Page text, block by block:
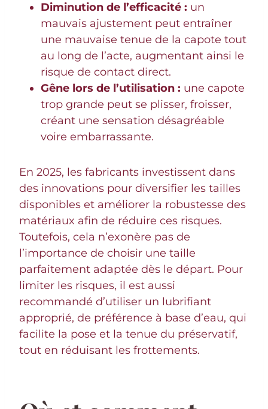
Diminution de l’efficacité : un
mauvais ajustement peut entraîner
une mauvaise tenue de la capote tout
au long de l’acte, augmentant ainsi le
risque de contact direct.
Gêne lors de l’utilisation : une capote
trop grande peut se plisser, froisser,
créant une sensation désagréable
voire embarrassante.
En 2025, les fabricants investissent dans
des innovations pour diversifier les tailles
disponibles et améliorer la robustesse des
matériaux afin de réduire ces risques.
Toutefois, cela n’exonère pas de
l’importance de choisir une taille
parfaitement adaptée dès le départ. Pour
limiter les risques, il est aussi
recommandé d’utiliser un lubrifiant
approprié, de préférence à base d’eau, qui
facilite la pose et la tenue du préservatif,
tout en réduisant les frottements.